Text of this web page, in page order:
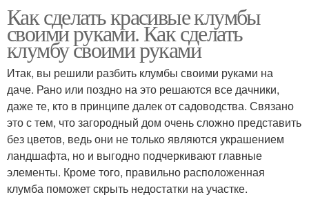
Как сделать красивые клумбы
своими руками. Как сделать
клумбу своими руками
Итак, вы решили разбить клумбы своими руками на
даче. Рано или поздно на это решаются все дачники,
даже те, кто в принципе далек от садоводства. Связано
это с тем, что загородный дом очень сложно представить
без цветов, ведь они не только являются украшением
ландшафта, но и выгодно подчеркивают главные
элементы. Кроме того, правильно расположенная
клумба поможет скрыть недостатки на участке.